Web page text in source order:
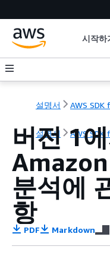
시작하
설명서 AWS SDK
설명서 AWS SDK
버전 1
분석에
항
PDF Markdown